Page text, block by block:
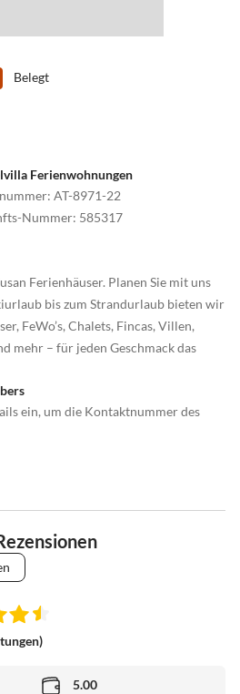
Belegt
Ferienwohnungen
: AT-8971-22
Nummer: 585317
Ferienhäuser. Planen Sie mit uns
bis zum Strandurlaub bieten wir
FeWo’s, Chalets, Fincas, Villen,
mehr – für jeden Geschmack das
ein, um die Kontaktnummer des
5.00